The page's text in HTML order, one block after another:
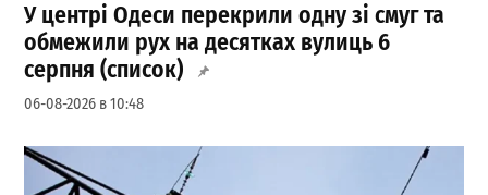
У центрі Одеси перекрили одну зі смуг та
обмежили рух на десятках вулиць 6
серпня (список)
06-08-2026 в 10:48